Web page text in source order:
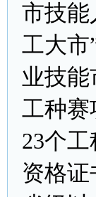
市技能
工大市
业技能
工种赛
23个
资格